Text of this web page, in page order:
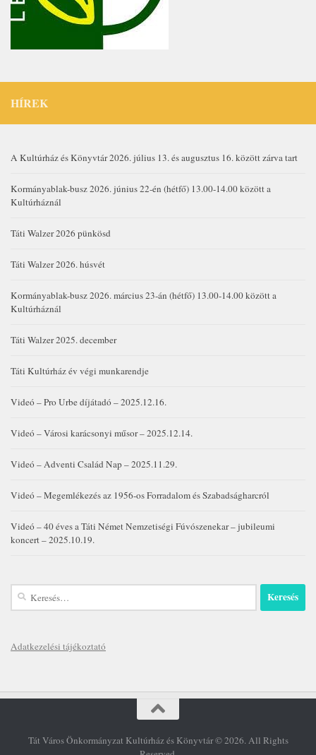
HÍREK
A Kultúrház és Könyvtár 2026. július 13. és augusztus 16. között zárva tart
Kormányablak-busz 2026. június 22-én (hétfő) 13.00-14.00 között a
Kultúrháznál
Táti Walzer 2026 pünkösd
Táti Walzer 2026. húsvét
Kormányablak-busz 2026. március 23-án (hétfő) 13.00-14.00 között a
Kultúrháznál
Táti Walzer 2025. december
Táti Kultúrház év végi munkarendje
Videó – Pro Urbe díjátadó – 2025.12.16.
Videó – Városi karácsonyi műsor – 2025.12.14.
Videó – Adventi Család Nap – 2025.11.29.
Videó – Megemlékezés az 1956-os Forradalom és Szabadságharcról
Videó – 40 éves a Táti Német Nemzetiségi Fúvószenekar – jubileumi
koncert – 2025.10.19.
Keresés:
Adatkezelési tájékoztató
Tát Város Önkormányzat Kultúrház és Könyvtár © 2026. All Rights